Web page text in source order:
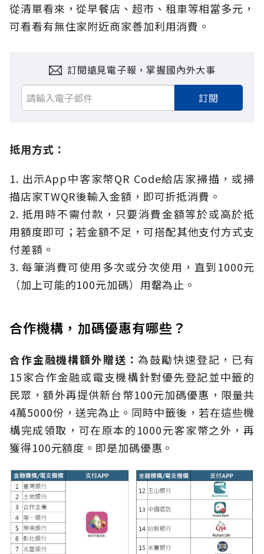
從清單看來，從早餐店、超市、租車等相當多元，
可看看有無住家附近商家善加利用消費。
訂閱遠見電子報，掌握國內外大事
訂閱
抵用方式：
1. 出示App中客家幣QR Code給店家掃描，或掃
描店家TWQR後輸入金額，即可折抵消費。
2. 抵用時不需付款，只要消費金額等於或高於抵
用額度即可；若金額不足，可搭配其他支付方式支
付差額。
3. 每筆消費可使用多次或分次使用，直到1000元
（加上可能的100元加碼）用罄為止。
合作機構，加碼優惠有哪些？
合作金融機構額外贈送：為鼓勵快速登記，已有
15家合作金融或電支機構針對優先登記並中籤的
民眾，額外再提供新台幣100元加碼優惠，限量共
4萬5000份，送完為止。同時中籤後，若在這些機
構完成領取，可在原本的1000元客家幣之外，再
獲得100元額度。即是加碼優惠。